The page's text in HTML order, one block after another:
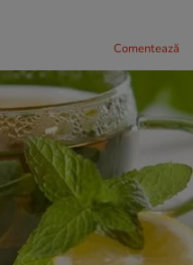
Comentează